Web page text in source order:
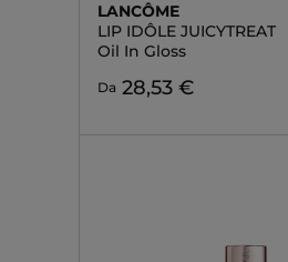
LANCÔME
LIP IDÔLE JUICYTREAT
Oil In Gloss
Da 28,53 €